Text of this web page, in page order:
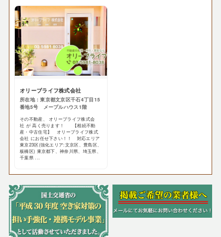
オリーブライフ株式会社
所在地：東京都文京区千石4丁目15
番地5号 メープルハウス1階
その不動産、 オリーブライフ株式会
社 が 高く売ります！ 【相続不動
産・中古住宅】 オリーブライフ株式
会社 にお任せ下さい！！ 対応エリア
東京23区(強化エリア:文京区、豊島区、
板橋区) 東京都下、神奈川県、埼玉県、
千葉県 ...